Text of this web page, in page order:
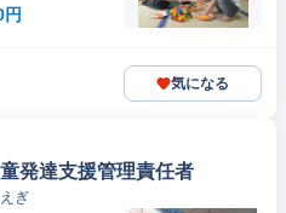
気になる
発達支援管理責任者
ぎ